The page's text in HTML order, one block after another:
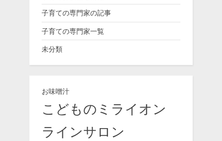
子育ての専門家の記事
子育ての専門家一覧
未分類
お味噌汁
こどものミライオン
ラインサロン